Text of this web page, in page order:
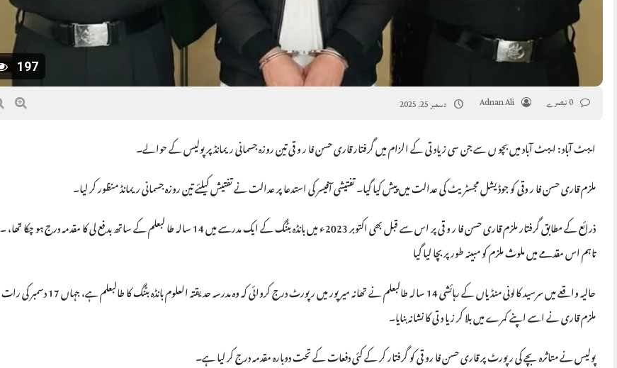
197
Adnan Ali دسمبر 25, 2025
ایبٹ آباد : ایبٹ آباد میں بچو ں سے جن سی ز یاد تی کے الزام میں گرفتار قاری حسن فا ر و قی تین روزہ جسمانی ریمانڈ پر پولیس کے حوالے۔
ملزم قاری حسن فا ر وقی کو جوڈیشل مجسٹریٹ کی عدالت میں پیش کیا گیا۔ تفتیشی آفیسر کی استدعا پر عدالت نے تفتیش کیلئے تین روزہ جسمانی ریمانڈ منظور کر لیا۔
ذرائع کے مطابق گرفتار ملزم قاری حسن فا ر و قی پر اس سے قبل بھی اکتوبر 2023ء میں بانڈہ بٹنگ کے ایک مدرسے میں 14 سالہ طا لبعلم کے ساتھ بد فع لی کا مقدمہ درج ہو چکا تھا، ۔
تاہم اس مقدمے میں ملوث ملزم کو مبینہ طور پر بچا لیا گیا
حالیہ واقعے میں سرسید کالونی منڈیاں کے رہائشی 14 سالہ طالبعلم نے تھانہ میرپور میں رپورٹ درج کروائی کہ وہ مدرسہ حدیقتہ العلوم بانڈہ بٹنگ کا طالبعلم ہے، جہاں 17 دسمبر کی رات
ملزم قاری نے اسے اپنے کمرے میں بلا کر ز یا د تی کا نشانہ بنایا۔
پولیس نے متاثرہ بچے کی رپورٹ پر قاری حسن فا رو قی کو گرفتار کر کے کئی دفعات کے تحت دوبارہ مقدمہ درج کر لیا ہے۔